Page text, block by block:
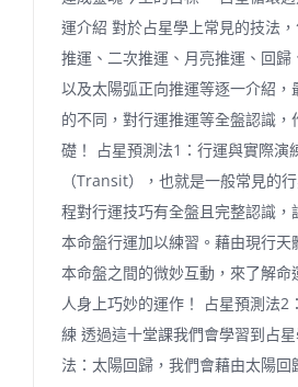
運介紹 對於占星學上常見的技法
推運、二次推運、月亮推運、回歸
以及太陽弧正向推運等逐一介紹，
的不同，對行運推運等全盤認識，
礎！ 占星預測法1：行運與實際演
（Transit），也就是一般常見的
程對行運技巧有全盤且完整認識，
本命盤行運加以練習。藉由現行天
本命盤之間的微妙互動，來了解命
人身上巧妙的運作！ 占星預測法2
練 透過這十堂課我們會學習到占
法：太陽回歸，我們會藉由太陽回